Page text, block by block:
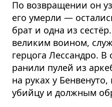
По возвращении он
его умерли —
брат и одна из
великим воином,
герцога Лессандро. В
ранили пулей из
на руках у
убийцу и должным